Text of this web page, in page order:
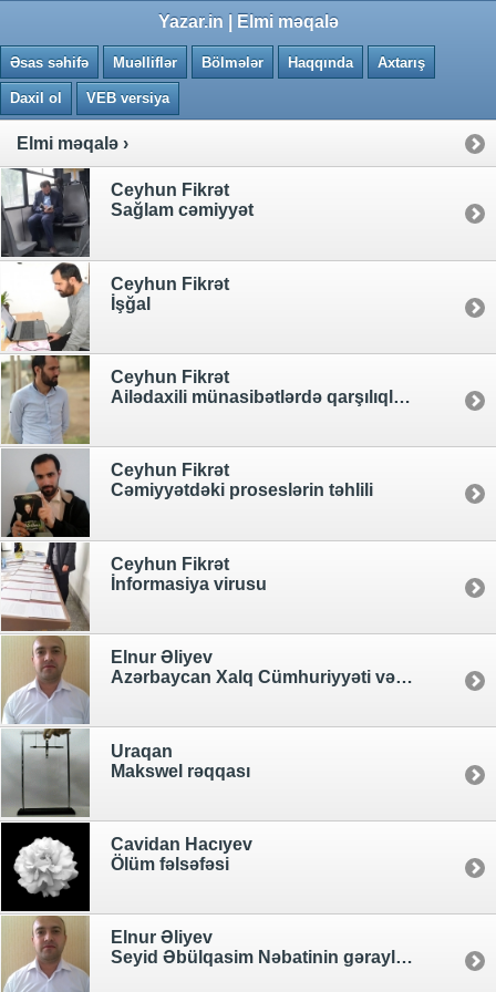
Yazar.in | Elmi məqalə
Əsas səhifə Muəlliflər Bölmələr Haqqında Axtarış
Daxil ol VEB versiya
Elmi məqalə ›
Ceyhun Fikrət
Sağlam cəmiyyət
Ceyhun Fikrət
İşğal
Ceyhun Fikrət
Ailədaxili münasibətlərdə qarşılıqlı güzəşt
Ceyhun Fikrət
Cəmiyyətdəki proseslərin təhlili
Ceyhun Fikrət
İnformasiya virusu
Elnur Əliyev
Azərbaycan Xalq Cümhuriyyəti və təhsil
Uraqan
Makswel rəqqası
Cavidan Hacıyev
Ölüm fəlsəfəsi
Elnur Əliyev
Seyid Əbülqasim Nəbatinin gəraylıları